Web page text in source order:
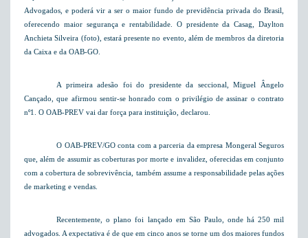
Advogados, e poderá vir a ser o maior fundo de previdência privada do Brasil,
oferecendo maior segurança e rentabilidade. O presidente da Casag, Daylton
Anchieta Silveira (foto), estará presente no evento, além de membros da diretoria
da Caixa e da OAB-GO.
A primeira adesão foi do presidente da seccional, Miguel Ângelo
Cançado, que afirmou sentir-se honrado com o privilégio de assinar o contrato
nº1. O OAB-PREV vai dar força para instituição, declarou.
O OAB-PREV/GO conta com a parceria da empresa Mongeral Seguros
que, além de assumir as coberturas por morte e invalidez, oferecidas em conjunto
com a cobertura de sobrevivência, também assume a responsabilidade pelas ações
de marketing e vendas.
Recentemente, o plano foi lançado em São Paulo , onde há 250 mil
advogados. A expectativa é de que em cinco anos se torne um dos maiores fundos